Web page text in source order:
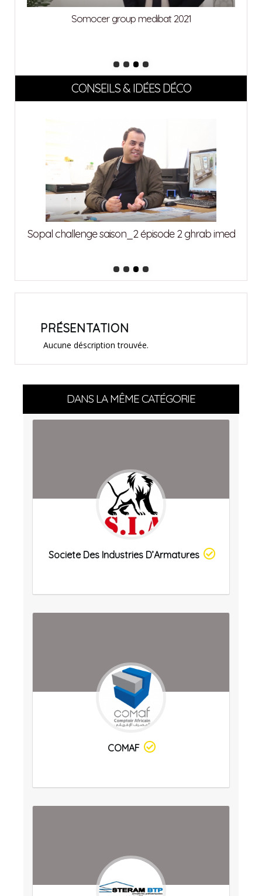
Somocer group medibat 2021
CONSEILS & IDÉES DÉCO
Sopal challenge saison_2 épisode 2 ghrab imed
PRÉSENTATION
Aucune déscription trouvée.
DANS LA MÊME CATÉGORIE
Societe Des Industries D’Armatures
COMAF